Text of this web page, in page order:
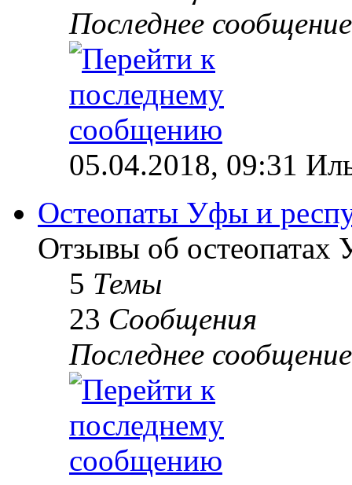
Последнее сообщение
05.04.2018, 09:31
Остеопаты Уфы и
Отзывы об остеопатах
5 Темы
23 Сообщения
Последнее сообщение